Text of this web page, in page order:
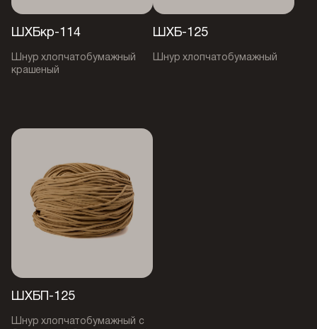
ШХБкр-114
Шнур хлопчатобумажный
крашеный
ШХБ-125
Шнур хлопчатобумажный
ШХБП-125
Шнур хлопчатобумажный с